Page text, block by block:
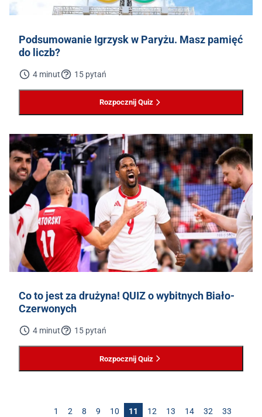
Podsumowanie Igrzysk w Paryżu. Masz pamięć
do liczb?
4 minut 15 pytań
Rozpocznij Quiz
Co to jest za drużyna! QUIZ o wybitnych Biało-
Czerwonych
4 minut 15 pytań
Rozpocznij Quiz
1 2 8 9 10 11 12 13 14 32 33